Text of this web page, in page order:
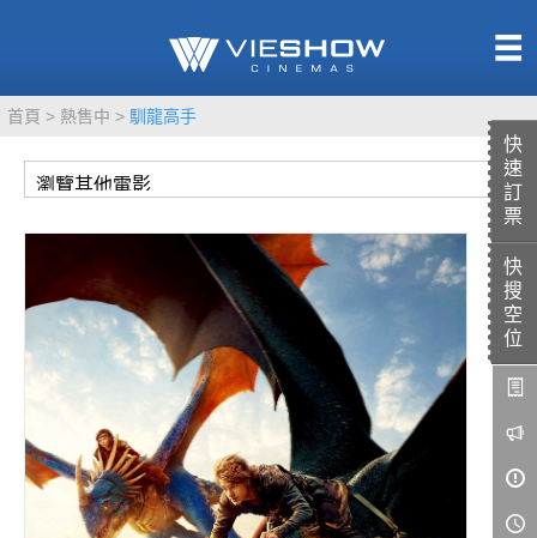
快
速
訂
票
快
搜
空
位
首頁 熱售中 馴龍高手
TITAN SCREEN
MUCROWN
IMAX
GOLD CLASS
AD口述影像
LIVE演唱會
影城餐飲
UNICORN